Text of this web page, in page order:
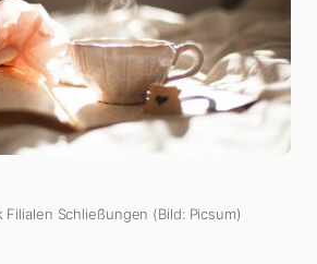
Filialen Schließungen (Bild: Picsum)